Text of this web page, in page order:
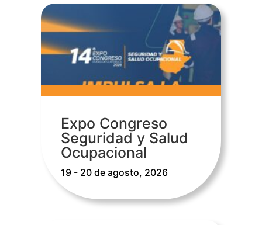
Expo Congreso
Seguridad y Salud
Ocupacional
19 - 20 de agosto, 2026